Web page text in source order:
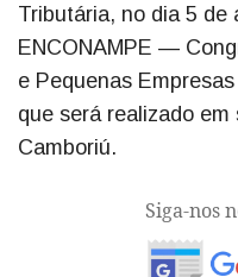
Tributária, no dia 5 de
ENCONAMPE —
e Pequenas
que será realizado
Camboriú.
Siga-nos